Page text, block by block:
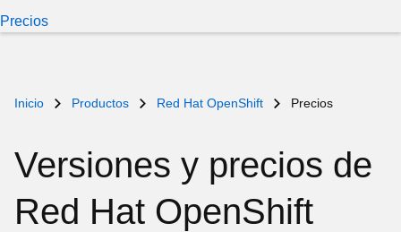
Precios
Inicio Productos Red Hat OpenShift Precios
Versiones y precios de
Red Hat OpenShift